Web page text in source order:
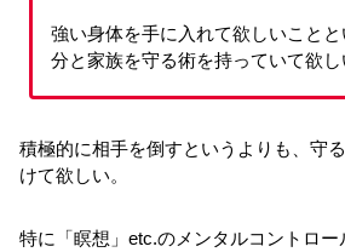
強い身体を手に入れて欲しいこと
分と家族を守る術を持っていて欲し
積極的に相手を倒すというよりも、守
けて欲しい。
特に「瞑想」etc.のメンタルコントロ